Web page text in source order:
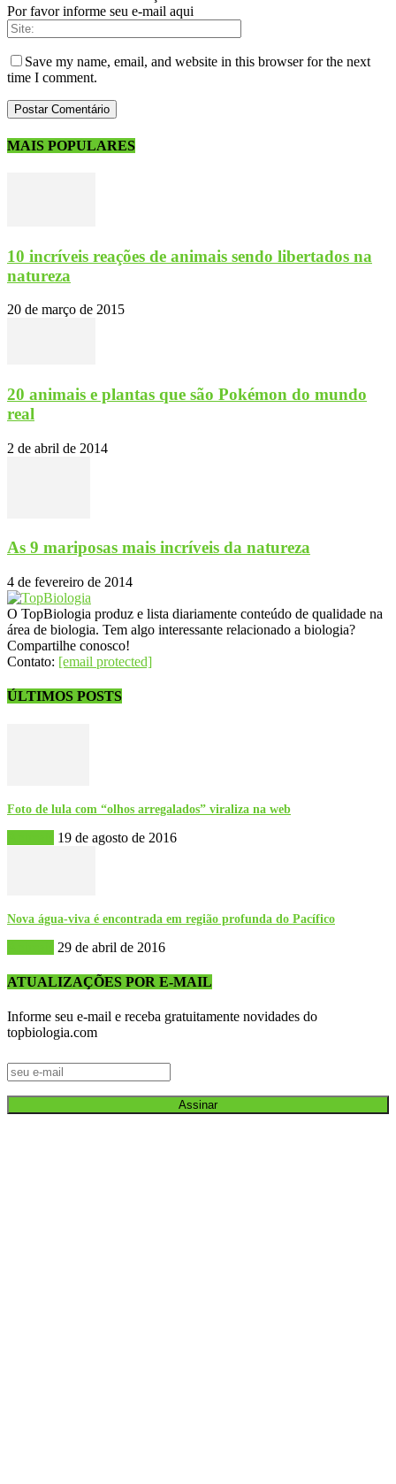
Por favor informe seu e-mail aqui
Save my name, email, and website in this browser for the next
time I comment.
MAIS POPULARES
10 incríveis reações de animais sendo libertados na
natureza
20 de março de 2015
20 animais e plantas que são Pokémon do mundo
real
2 de abril de 2014
As 9 mariposas mais incríveis da natureza
4 de fevereiro de 2014
O TopBiologia produz e lista diariamente conteúdo de qualidade na
área de biologia. Tem algo interessante relacionado a biologia?
Compartilhe conosco!
Contato: [email protected]
ÚLTIMOS POSTS
Foto de lula com “olhos arregalados” viraliza na web
19 de agosto de 2016
Nova água-viva é encontrada em região profunda do Pacífico
29 de abril de 2016
ATUALIZAÇÕES POR E-MAIL
Informe seu e-mail e receba gratuitamente novidades do
topbiologia.com